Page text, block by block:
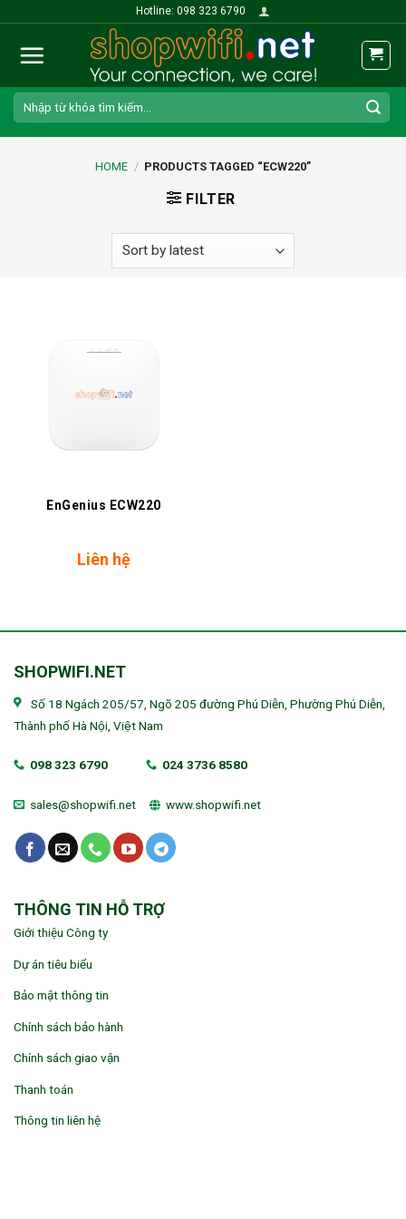
content
Hotline: 098 323 6790
Search
for:
HOME / PRODUCTS TAGGED “ECW220”
FILTER
EnGenius ECW220
Liên hệ
SHOPWIFI.NET
Số 18 Ngách 205/57, Ngõ 205 đường Phú Diễn, Phường Phú Diễn,
Thành phố Hà Nội, Việt Nam
098 323 6790 024 3736 8580
sales@shopwifi.net www.shopwifi.net
THÔNG TIN HỖ TRỢ
Giới thiệu Công ty
Dự án tiêu biểu
Bảo mật thông tin
Chính sách bảo hành
Chính sách giao vận
Thanh toán
Thông tin liên hệ